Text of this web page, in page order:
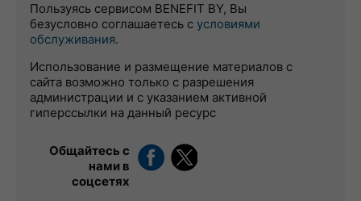
Пользуясь сервисом BENEFIT BY, Вы
безусловно соглашаетесь с условиями
обслуживания.
Использование и размещение материалов с
сайта возможно только с разрешения
администрации и с указанием активной
гиперссылки на данный ресурс
Общайтесь с
нами в
соцсетях